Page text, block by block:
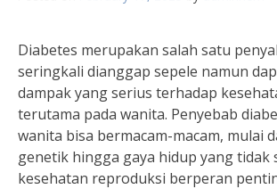
Diabetes merupakan salah satu
seringkali dianggap sepele namun
dampak yang serius terhadap
terutama pada wanita. Penyebab
wanita bisa bermacam-macam, mulai
genetik hingga gaya hidup yang tidak
kesehatan reproduksi berperan